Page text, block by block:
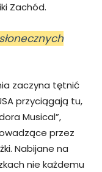
Zachód.
zaczyna tętnić
przyciągają tu,
Musical”,
przez
Nabijane na
nie każdemu